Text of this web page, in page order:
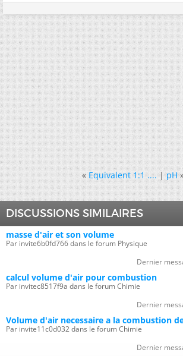
« Equivalent 1:1 ....|pH »
DISCUSSIONS SIMILAIRES
masse d'air et son volume
Par invite6b0fd766 dans le forum Physique
Dernier
calcul volume d'air pour combustion
Par invitec8517f9a dans le forum Chimie
Dernier
Volume d'air necessaire a la combustion
Par invite11c0d032 dans le forum Chimie
Dernier